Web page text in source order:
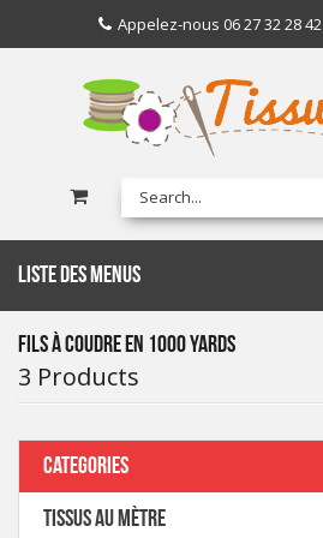
Appelez-nous 06 27 32 28 42
LISTE DES MENUS
FILS À COUDRE EN 1000 YARDS
3 Products
CATEGORIES
TISSUS AU MÈTRE